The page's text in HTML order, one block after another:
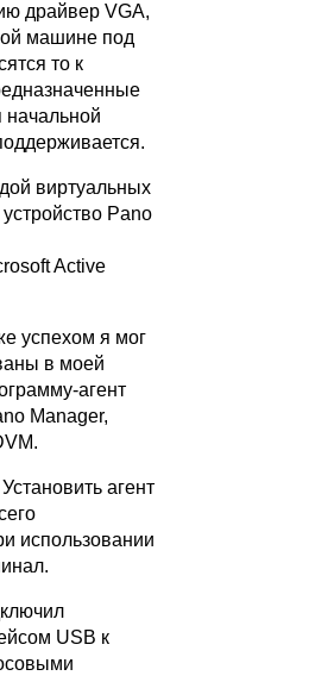
драйвер VGA,
машине под
то к
начальной
виртуальных
Pano
Active
успехом я мог
в моей
агент
Manager,
агент
использовании
USB к